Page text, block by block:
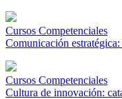
Cursos Competenciales
Comunicación
Cursos Competenciales
Cultura de innovación: